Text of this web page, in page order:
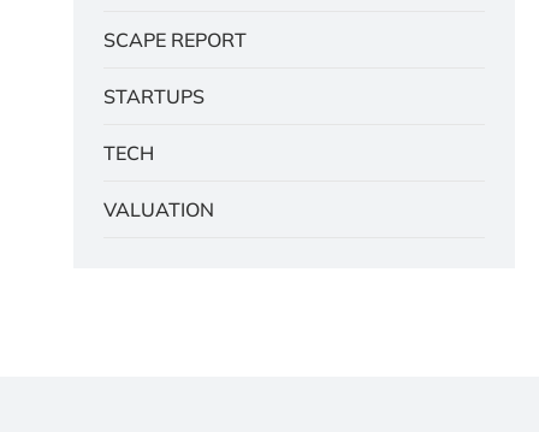
SCAPE REPORT
STARTUPS
TECH
VALUATION